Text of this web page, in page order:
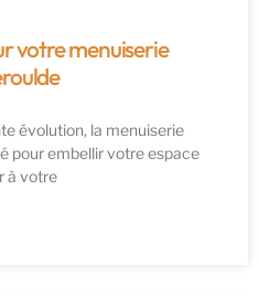
votre menuiserie
évolution, la menuiserie
pour embellir votre espace
à votre